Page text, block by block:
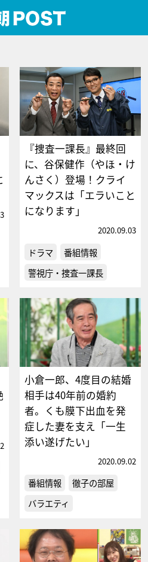
『捜査一課長』最終回
に、谷保健作（やほ・け
んさく）登場！クライ
マックスは「エラいこと
になります」
2020.09.03
ドラマ
番組情報
警視庁・捜査一課長
小倉一郎、4度目の結婚
相手は40年前の婚約
者。くも膜下出血を発
症した妻を支え「一生
添い遂げたい」
2020.09.02
番組情報
徹子の部屋
バラエティ